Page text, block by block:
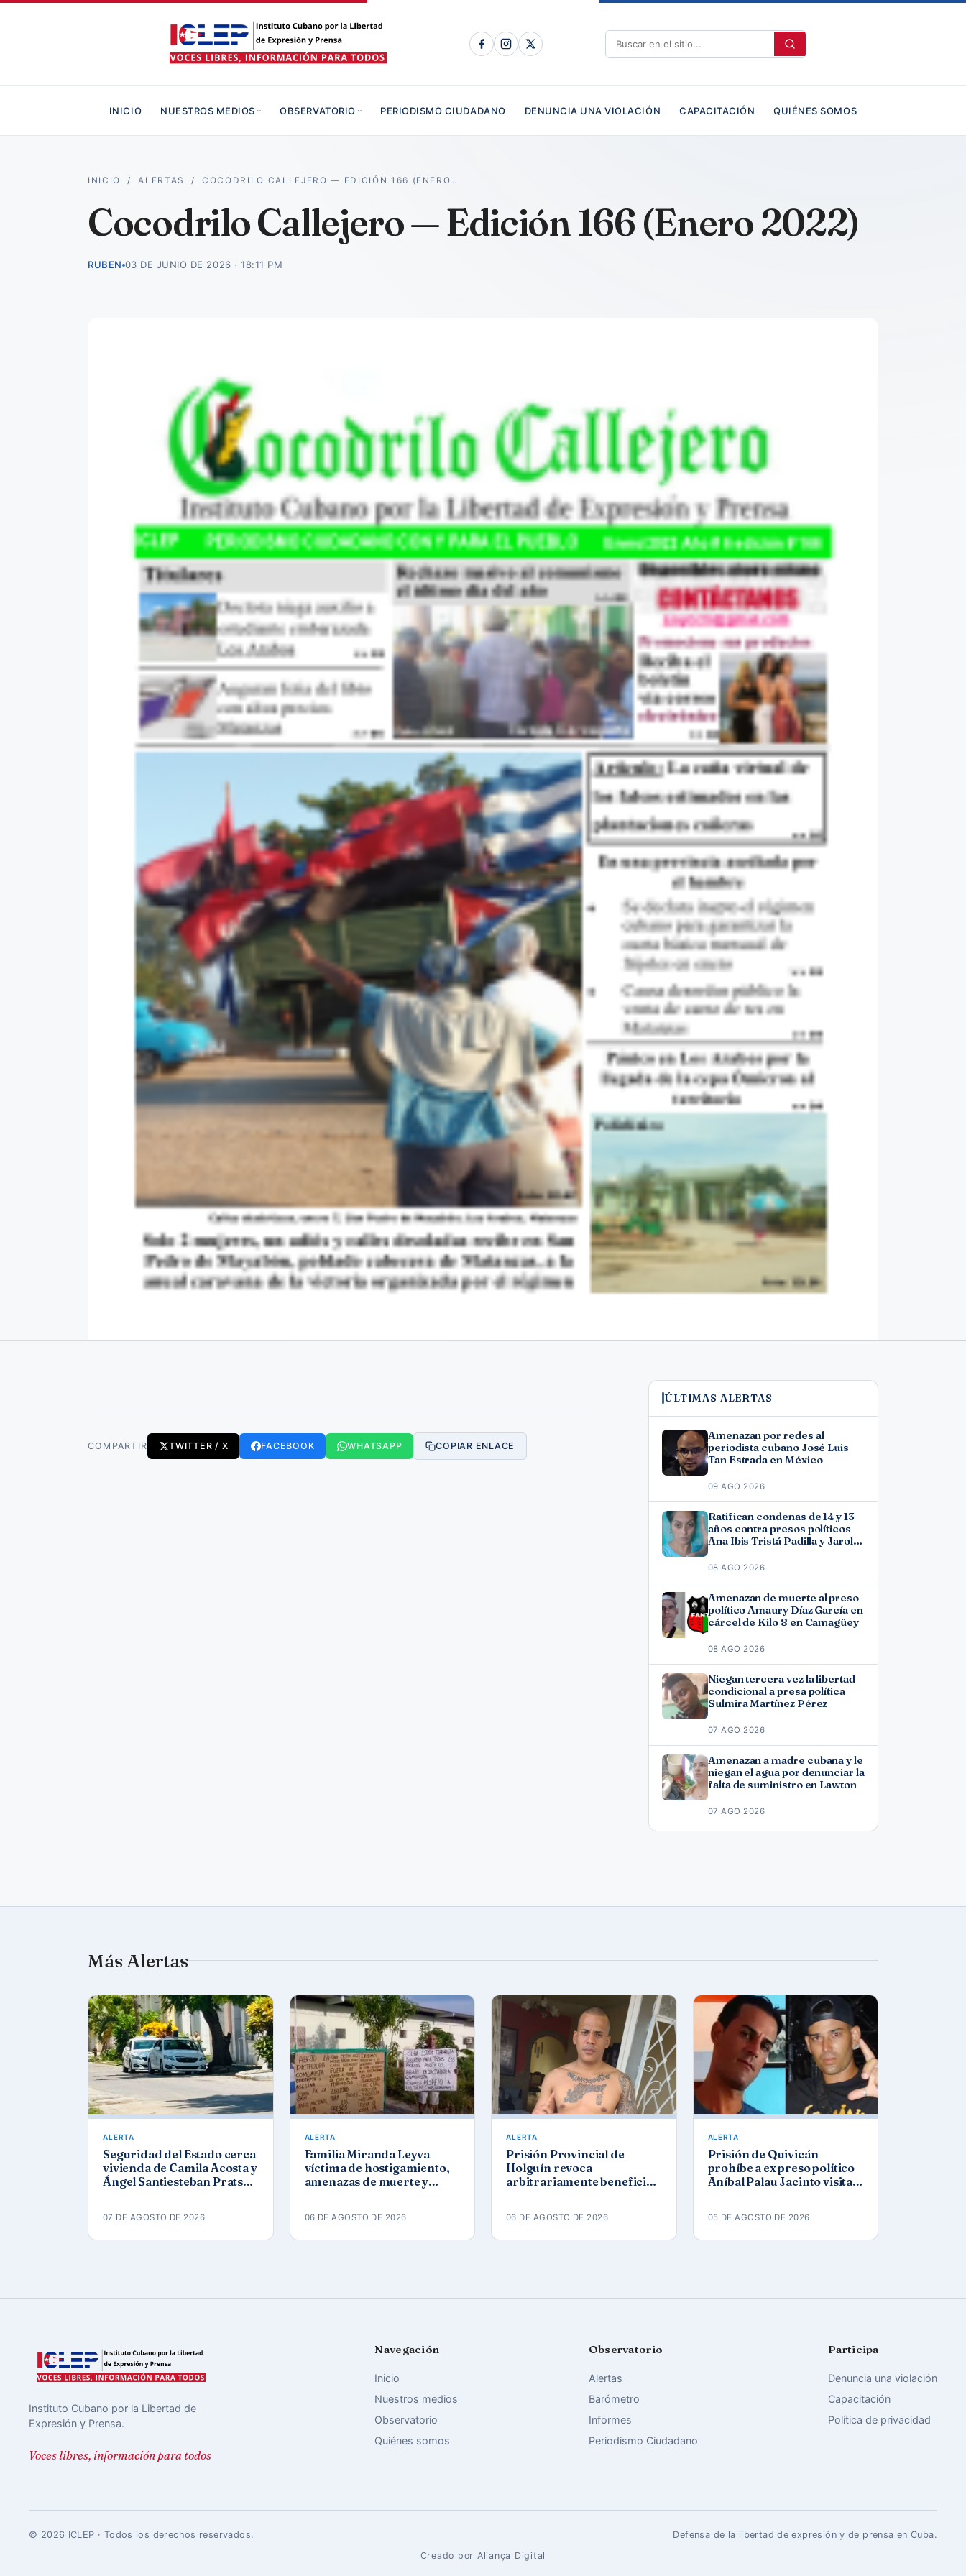
INICIO NUESTROS MEDIOS OBSERVATORIO PERIODISMO CIUDADANO DENUNCIA UNA VIOLACIÓN CAPACITACIÓN QUIÉNES SOMOS
INICIO /ALERTAS /COCODRILO CALLEJERO — EDICIÓN 166 (ENERO…
Cocodrilo Callejero — Edición 166 (Enero 2022)
RUBEN 03 DE JUNIO DE 2026 · 18:11 PM
COMPARTIR TWITTER / X FACEBOOK WHATSAPP COPIAR ENLACE
ÚLTIMAS ALERTAS
Amenazan por redes al
periodista cubano José Luis
Tan Estrada en México
09 AGO 2026
Ratifican condenas de 14 y 13
años contra presos políticos
Ana Ibis Tristá Padilla y Jarol
08 AGO 2026
Amenazan de muerte al preso
político Amaury Díaz García en
cárcel de Kilo 8 en Camagüey
08 AGO 2026
Niegan tercera vez la libertad
condicional a presa política
Sulmira Martínez Pérez
07 AGO 2026
Amenazan a madre cubana y le
niegan el agua por denunciar la
falta de suministro en Lawton
07 AGO 2026
Más Alertas
ALERTA
Seguridad del Estado cerca
vivienda de Camila Acosta y
Ángel Santiesteban Prats
07 DE AGOSTO DE 2026
ALERTA
Familia Miranda Leyva
víctima de hostigamiento,
amenazas de muerte y
06 DE AGOSTO DE 2026
ALERTA
Prisión Provincial de
Holguín revoca
arbitrariamente beneficios
06 DE AGOSTO DE 2026
ALERTA
Prisión de Quivicán
prohíbe a ex preso político
Aníbal Palau Jacinto visitar
05 DE AGOSTO DE 2026
Instituto Cubano por la Libertad de
Expresión y Prensa.
Voces libres, información para todos
Navegación
Inicio
Nuestros medios
Observatorio
Quiénes somos
Observatorio
Alertas
Barómetro
Informes
Periodismo Ciudadano
Participa
Denuncia una violación
Capacitación
Política de privacidad
© 2026 ICLEP · Todos los derechos reservados.
Defensa de la libertad de expresión y de prensa en Cuba.
Creado por Aliança Digital